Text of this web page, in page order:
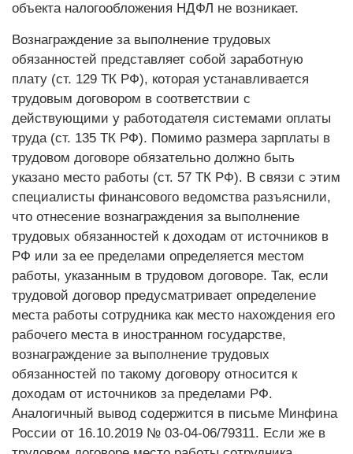
объекта налогообложения НДФЛ не возникает.
Вознаграждение за выполнение трудовых
обязанностей представляет собой заработную
плату (ст. 129 ТК РФ), которая устанавливается
трудовым договором в соответствии с
действующими у работодателя системами оплаты
труда (ст. 135 ТК РФ). Помимо размера зарплаты в
трудовом договоре обязательно должно быть
указано место работы (ст. 57 ТК РФ). В связи с этим
специалисты финансового ведомства разъяснили,
что отнесение вознаграждения за выполнение
трудовых обязанностей к доходам от источников в
РФ или за ее пределами определяется местом
работы, указанным в трудовом договоре. Так, если
трудовой договор предусматривает определение
места работы сотрудника как место нахождения его
рабочего места в иностранном государстве,
вознаграждение за выполнение трудовых
обязанностей по такому договору относится к
доходам от источников за пределами РФ.
Аналогичный вывод содержится в письме Минфина
России от 16.10.2019 № 03‑04‑06/79311. Если же в